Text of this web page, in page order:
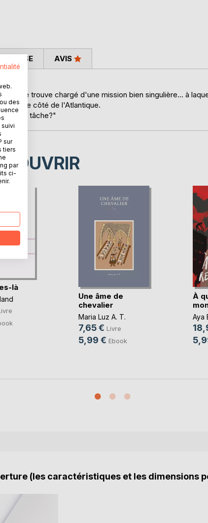
- se trouve chargé d'une mission bien singulière... à
l'autre côté de l'Atlantique.
tâche?"
PRESSE AVIS
là
Une âme de
chevalier
Maria Luz A. T.
7,65 € Livre
5,99 € Ebook
À
Aya
(les caractéristiques et les dimensions
des
sur
tiers
par
ci-